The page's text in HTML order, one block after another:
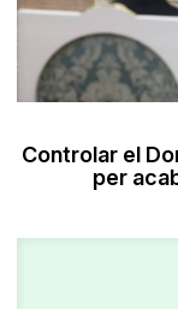
Controlar el
per